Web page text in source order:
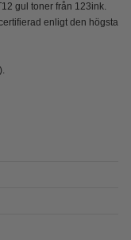
gul toner från 123ink.
enligt den högsta
).